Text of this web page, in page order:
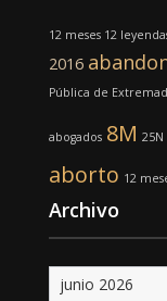
12 meses 12
2016
Pública de
abogados 8M 25N
aborto 12
Archivo
Archivo